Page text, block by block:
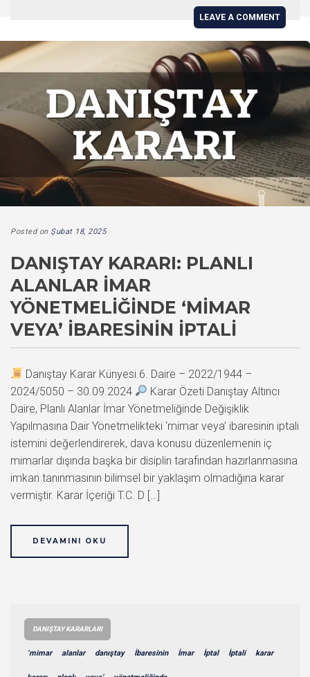
LEAVE A COMMENT
Posted on Şubat 18, 2025
DANIŞTAY KARARI: PLANLI
ALANLAR İMAR
YÖNETMELIĞINDE ‘MIMAR
VEYA’ İBARESININ İPTALI
Danıştay Karar Künyesi 6. Daire – 2022/1944 –
2024/5050 – 30.09.2024
Karar Özeti Danıştay Altıncı
Daire, Planlı Alanlar İmar Yönetmeliğinde Değişiklik
Yapılmasına Dair Yönetmelikteki ‘mimar veya’ ibaresinin iptali
istemini değerlendirerek, dava konusu düzenlemenin iç
mimarlar dışında başka bir disiplin tarafından hazırlanmasına
imkan tanınmasının bilimsel bir yaklaşım olmadığına karar
vermiştir. Karar İçeriği T.C. D […]
DEVAMINI OKU
DANIŞTAY KARARLARI
‘mimar alanlar danıştay İbaresinin İmar İptal İptali karar